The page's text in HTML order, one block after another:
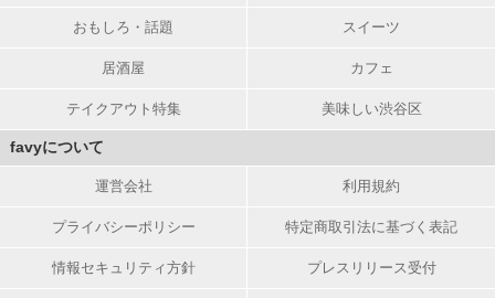
おもしろ・話題 スイーツ
居酒屋 カフェ
テイクアウト特集 美味しい渋谷区
favyについて
運営会社 利用規約
プライバシーポリシー 特定商取引法に基づく表記
情報セキュリティ方針 プレスリリース受付